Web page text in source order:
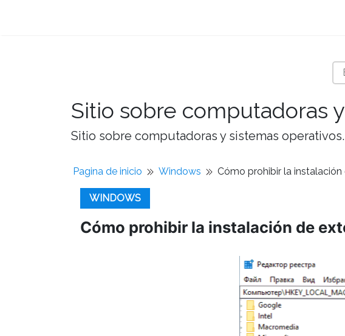
Sitio sobre computadoras
Sitio sobre computadoras y sistemas
Pagina de inicio Windows Cómo prohibir la
WINDOWS
Cómo prohibir la instalación de